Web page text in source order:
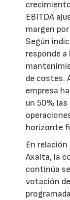
EBITDA
margen
Según
responde
de costes.
empresa
un 50% las
horizonte
En
Axalta, la
continúa
votación